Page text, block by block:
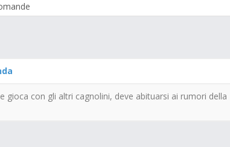
gioca con gli altri cagnolini, deve abituarsi ai rumori della